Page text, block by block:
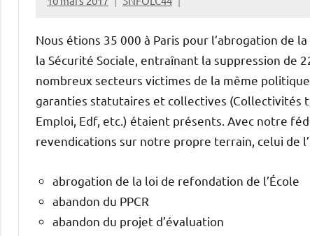
Nous étions 35 000 à Paris pour l’abrogation de
la Sécurité Sociale, entraînant la suppression de
nombreux secteurs victimes de la même
garanties statutaires et collectives (Collectivités
Emploi, Edf, etc.) étaient présents. Avec notre
revendications sur notre propre terrain, celui de
abrogation de la loi de refondation de l’École
abandon du PPCR
abandon du projet d’évaluation